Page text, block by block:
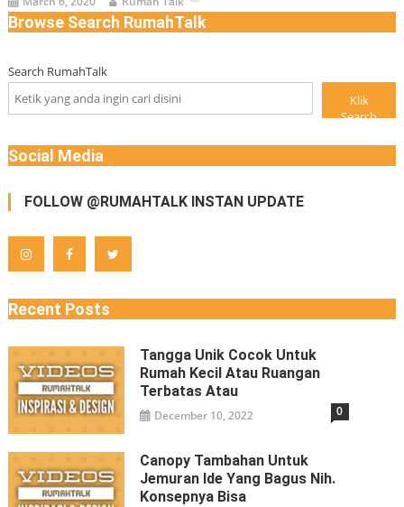
Browse Search RumahTalk
Search RumahTalk
Klik
Search
Social Media
FOLLOW @RUMAHTALK INSTAN UPDATE
Recent Posts
Tangga Unik Cocok Untuk
Rumah Kecil Atau Ruangan
Terbatas Atau
December 10, 2022 0
Canopy Tambahan Untuk
Jemuran Ide Yang Bagus Nih.
Konsepnya Bisa